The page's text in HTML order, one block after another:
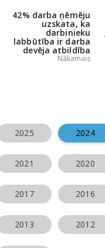
42% darba ņēmēju
uzskata, ka
darbinieku
labbūtība ir darba
devēja atbildība
Nākamais
2025 2024
2021 2020
2017 2016
2013 2012